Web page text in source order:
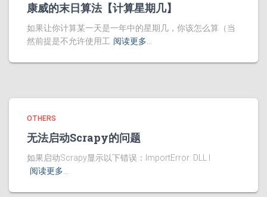
康威的末日算法【计算星期几】
如果让你计算某一天是一年中的星期几，你该怎么算（当
然前提是不允许使用工 阅读更多…
OTHERS
无法启动Scrapy的问题
如果启动Scrapy显示以下错误：ImportError: DLL l
阅读更多…